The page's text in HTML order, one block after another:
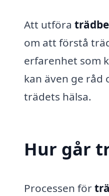
Att utföra
om att förstå
erfarenhet som
kan även ge
trädets hälsa.
Hur går
Processen för